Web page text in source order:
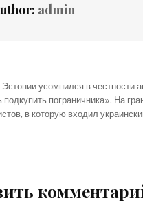
admin
усомнился в честности
пограничника». На
в которую входил